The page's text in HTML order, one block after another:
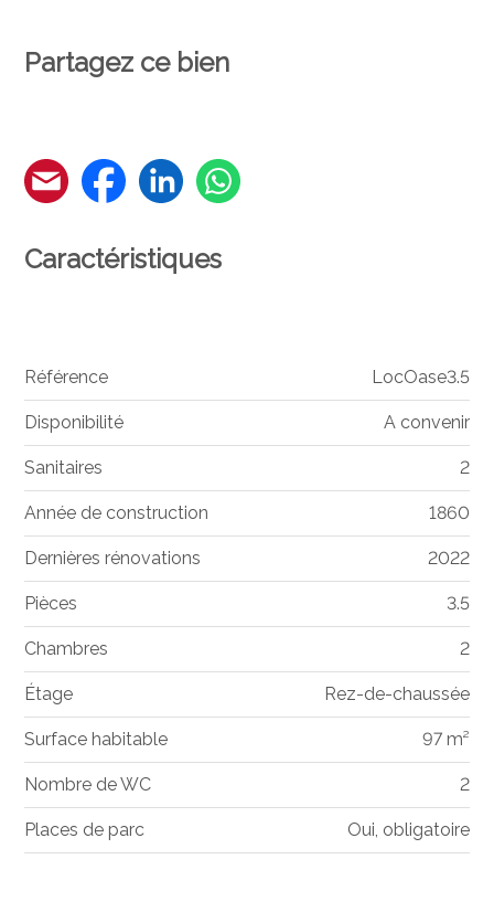
Partagez ce bien
Caractéristiques
Référence LocOase3.5
Disponibilité A convenir
Sanitaires 2
Année de construction 1860
Dernières rénovations 2022
Pièces 3.5
Chambres 2
Étage Rez-de-chaussée
Surface habitable 97 m²
Nombre de WC 2
Places de parc Oui, obligatoire